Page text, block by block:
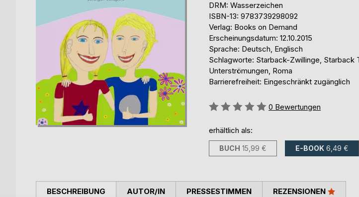
DRM: Wasserzeichen
ISBN-13: 9783739298092
Verlag: Books on Demand
Erscheinungsdatum: 12.10.2015
Sprache: Deutsch, Englisch
Schlagworte: Starback-Zwillinge, Starback
Unterströmungen, Roma
Barrierefreiheit: Eingeschränkt zugänglich
Bewertung::
0 Bewertungen
erhältlich als:
BUCH 15,99 € E-BOOK 6,49 €
BESCHREIBUNG AUTOR/IN PRESSESTIMMEN REZENSIONEN